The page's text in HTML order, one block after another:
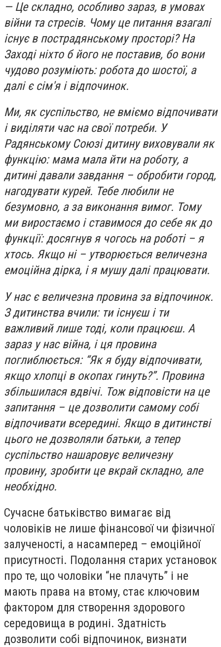
— Це складно, особливо зараз, в умовах
війни та стресів. Чому це питання взагалі
існує в пострадянському просторі? На
Заході ніхто б його не поставив, бо вони
чудово розуміють: робота до шостої, а
далі є сім'я і відпочинок.
Ми, як суспільство, не вміємо відпочивати
і виділяти час на свої потреби. У
Радянському Союзі дитину виховували як
функцію: мама мала йти на роботу, а
дитині давали завдання – обробити город,
нагодувати курей. Тебе любили не
безумовно, а за виконання вимог. Тому
ми виростаємо і ставимося до себе як до
функції: досягнув я чогось на роботі – я
хтось. Якщо ні – утворюється величезна
емоційна дірка, і я мушу далі працювати.
У нас є величезна провина за відпочинок.
З дитинства вчили: ти існуєш і ти
важливий лише тоді, коли працюєш. А
зараз у нас війна, і ця провина
поглиблюється: “Як я буду відпочивати,
якщо хлопці в окопах гинуть?”. Провина
збільшилася вдвічі. Тож відповісти на це
запитання – це дозволити самому собі
відпочивати всередині. Якщо в дитинстві
цього не дозволяли батьки, а тепер
суспільство нашаровує величезну
провину, зробити це вкрай складно, але
необхідно.
Сучасне батьківство вимагає від
чоловіків не лише фінансової чи фізичної
залученості, а насамперед – емоційної
присутності. Подолання старих установок
про те, що чоловіки “не плачуть” і не
мають права на втому, стає ключовим
фактором для створення здорового
середовища в родині. Здатність
дозволити собі відпочинок, визнати